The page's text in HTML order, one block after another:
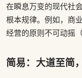
在瞬息万变的现代社
根本规律。例如，商
经营的原则不可动摇（
简易：大道至简